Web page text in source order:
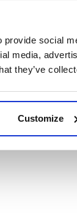
social
media,
they’ve
Customize